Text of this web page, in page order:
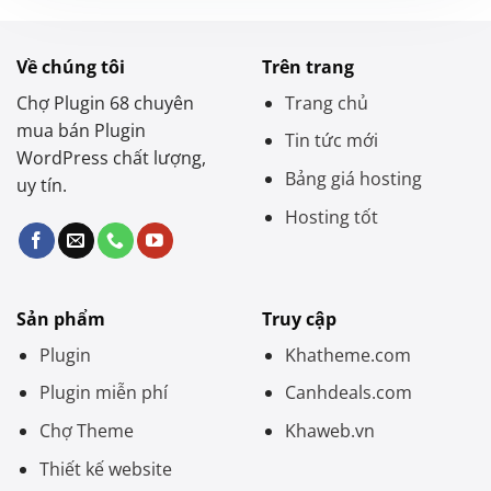
Về chúng tôi
Chợ Plugin 68 chuyên
mua bán Plugin
WordPress chất lượng,
uy tín.
Trên trang
Trang chủ
Tin tức mới
Bảng giá hosting
Hosting tốt
Sản phẩm
Plugin
Plugin miễn phí
Chợ Theme
Thiết kế website
Truy cập
Khatheme.com
Canhdeals.com
Khaweb.vn